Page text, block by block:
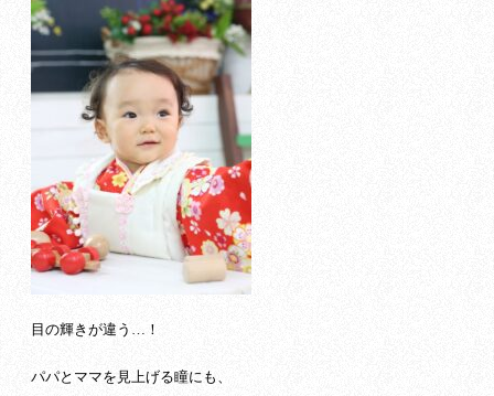
目の輝きが違う…！
パパとママを見上げる瞳にも、